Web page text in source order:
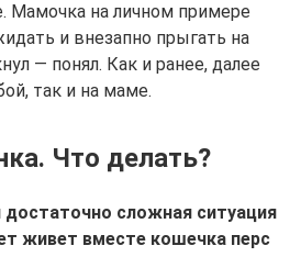
Мамочка на личном примере
и внезапно прыгать на
— понял. Как и ранее, далее
так и на маме.
Что делать?
сложная ситуация
живет вместе кошечка перс